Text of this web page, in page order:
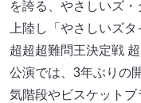
を誇る、やさしいズ
上陸し「やさしいズ
超超超難問王決定戦
公演では、3年ぶりの
気階段やビスケット